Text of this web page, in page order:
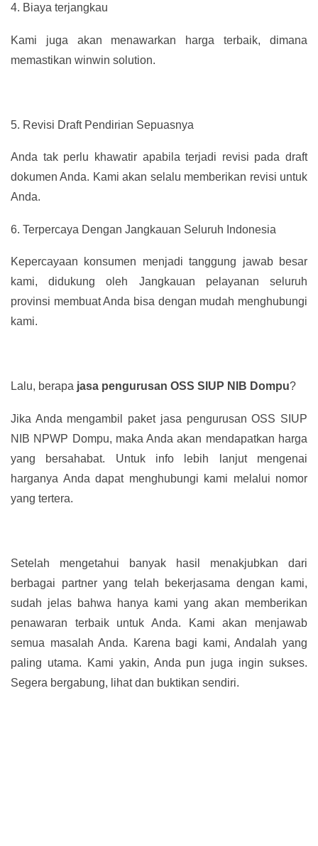
4. Biaya terjangkau
Kami juga akan menawarkan harga terbaik, dimana
memastikan winwin solution.
5. Revisi Draft Pendirian Sepuasnya
Anda tak perlu khawatir apabila terjadi revisi pada draft
dokumen Anda. Kami akan selalu memberikan revisi untuk
Anda.
6. Terpercaya Dengan Jangkauan Seluruh Indonesia
Kepercayaan konsumen menjadi tanggung jawab besar
kami, didukung oleh Jangkauan pelayanan seluruh
provinsi membuat Anda bisa dengan mudah menghubungi
kami.
Lalu, berapa jasa pengurusan OSS SIUP NIB Dompu?
Jika Anda mengambil paket jasa pengurusan OSS SIUP
NIB NPWP Dompu, maka Anda akan mendapatkan harga
yang bersahabat. Untuk info lebih lanjut mengenai
harganya Anda dapat menghubungi kami melalui nomor
yang tertera.
Setelah mengetahui banyak hasil menakjubkan dari
berbagai partner yang telah bekerjasama dengan kami,
sudah jelas bahwa hanya kami yang akan memberikan
penawaran terbaik untuk Anda. Kami akan menjawab
semua masalah Anda. Karena bagi kami, Andalah yang
paling utama. Kami yakin, Anda pun juga ingin sukses.
Segera bergabung, lihat dan buktikan sendiri.